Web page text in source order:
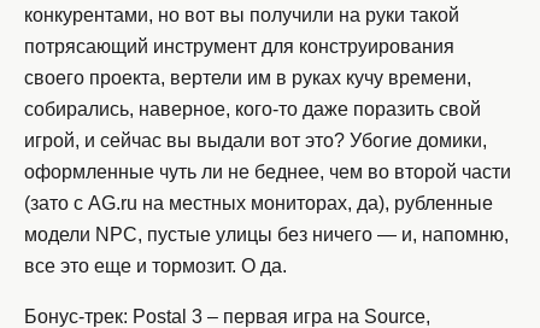
конкурентами, но вот вы получили на руки такой
потрясающий инструмент для конструирования
своего проекта, вертели им в руках кучу времени,
собирались, наверное, кого-то даже поразить свой
игрой, и сейчас вы выдали вот это? Убогие домики,
оформленные чуть ли не беднее, чем во второй части
(зато с AG.ru на местных мониторах, да), рубленные
модели NPC, пустые улицы без ничего — и, напомню,
все это еще и тормозит. О да.
Бонус-трек: Postal 3 – первая игра на Source,